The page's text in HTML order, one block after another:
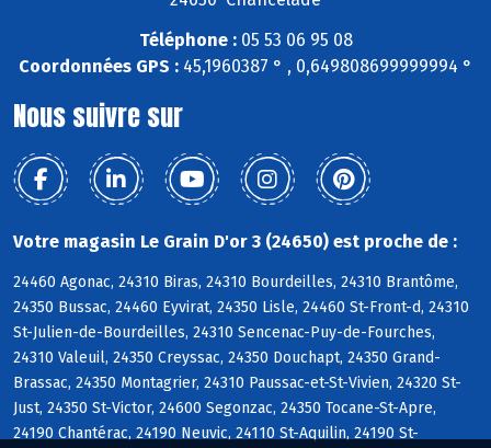
Téléphone :05 53 06 95 08
Coordonnées GPS : 45,1960387 ° , 0,649808699999994 °
Nous suivre sur
Votre magasin Le Grain D'or 3 (24650) est proche de :
24460 Agonac, 24310 Biras, 24310 Bourdeilles, 24310 Brantôme,
24350 Bussac, 24460 Eyvirat, 24350 Lisle, 24460 St-Front-d, 24310
St-Julien-de-Bourdeilles, 24310 Sencenac-Puy-de-Fourches,
24310 Valeuil, 24350 Creyssac, 24350 Douchapt, 24350 Grand-
Brassac, 24350 Montagrier, 24310 Paussac-et-St-Vivien, 24320 St-
Just, 24350 St-Victor, 24600 Segonzac, 24350 Tocane-St-Apre,
24190 Chantérac, 24190 Neuvic, 24110 St-Aquilin, 24190 St-